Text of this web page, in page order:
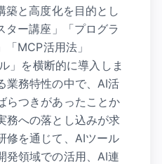
築と高度化を目的とし
ター講座」「プログラ
MCP活用法」
」を横断的に導入しま
業務特性の中で、AI活
らつきがあったことか
務への落とし込みが求
修を通じて、AIツール
発領域での活用、AI連